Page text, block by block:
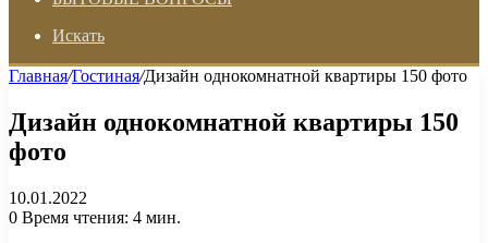
Искать
Главная/Гостиная/Дизайн однокомнатной квартиры 150 фото
Дизайн однокомнатной квартиры 150
фото
10.01.2022
0 Время чтения: 4 мин.